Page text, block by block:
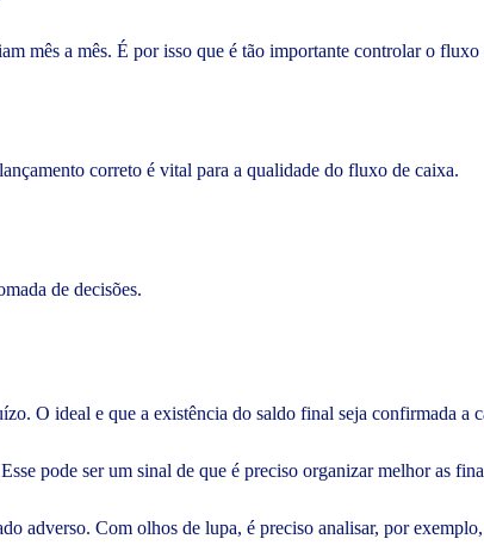
mês a mês. É por isso que é tão importante controlar o
correto é vital para a qualidade do fluxo de caixa.
de decisões.
O ideal e que a existência do saldo final seja confirmada a
pode ser um sinal de que é preciso organizar melhor as
adverso. Com olhos de lupa, é preciso analisar, por